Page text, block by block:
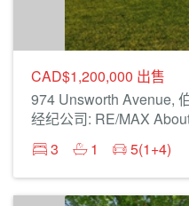
CAD$1,200,000 出售
974 Unsworth Avenue,
3
1 5(1+4)